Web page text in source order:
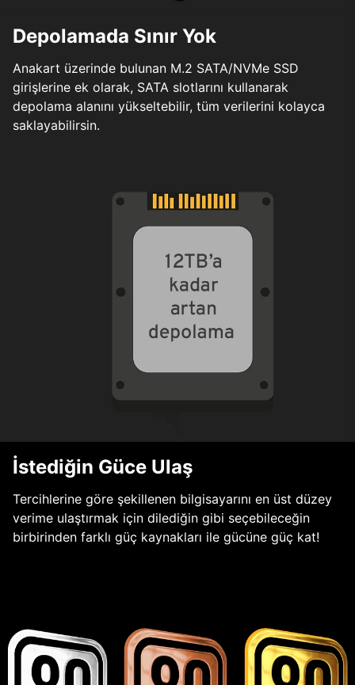
Depolamada Sınır Yok
Anakart üzerinde bulunan M.2 SATA/NVMe SSD
girişlerine ek olarak, SATA slotlarını kullanarak
depolama alanını yükseltebilir, tüm verilerini kolayca
saklayabilirsin.
İstediğin Güce Ulaş
Tercihlerine göre şekillenen bilgisayarını en üst düzey
verime ulaştırmak için dilediğin gibi seçebileceğin
birbirinden farklı güç kaynakları ile gücüne güç kat!